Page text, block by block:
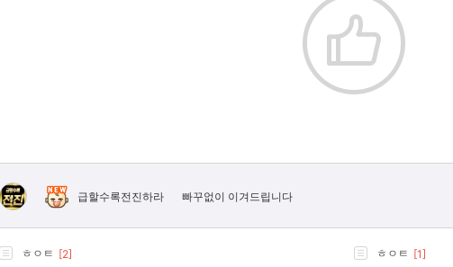
급할수록전진하라 빠꾸없이 이겨드립니다
ㅎㅇㅌ [2]
ㅎㅇㅌ [1]